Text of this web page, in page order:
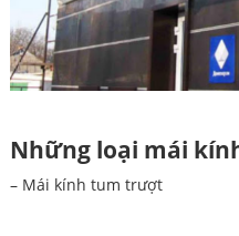
Những loại mái
– Mái kính tum trượt